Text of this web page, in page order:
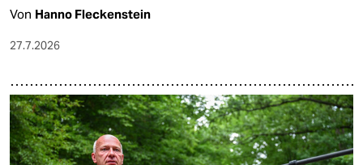
Von Hanno Fleckenstein
27.7.2026